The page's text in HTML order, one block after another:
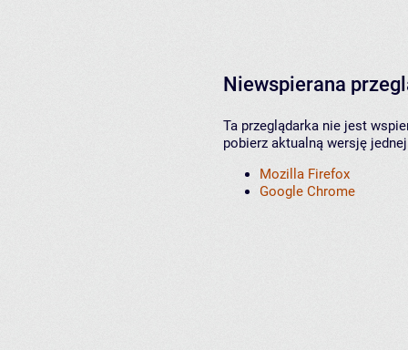
Niewspierana
Ta przeglądarka nie jest
pobierz aktualną wersję
Mozilla Firefox
Google Chrome